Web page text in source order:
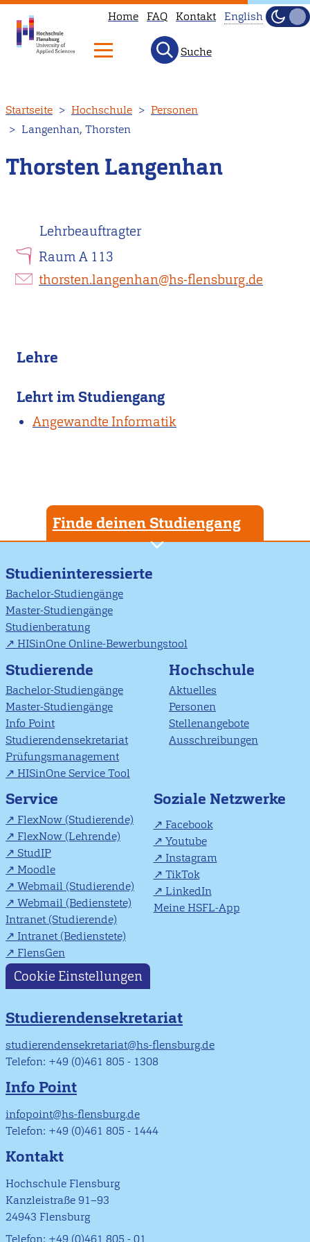
zum
Inhalt
Home FAQ Kontakt
main
page
English
Hell
Suche
Startseite Hochschule
Personen
Langenhan, Thorsten
Thorsten Langenhan
Lehrbeauftragter
Raum A 113
thorsten.langenhan@hs-flensburg.de
Lehre
Lehrt im Studiengang
Angewandte Informatik
Finde deinen Studiengang
Studieninteressierte
Bachelor-Studiengänge
Master-Studiengänge
Studienberatung
HISinOne Online-Bewerbungstool
Studierende
Bachelor-Studiengänge
Master-Studiengänge
Info Point
Studierendensekretariat
Prüfungsmanagement
HISinOne Service Tool
Hochschule
Aktuelles
Personen
Stellenangebote
Ausschreibungen
Service
FlexNow (Studierende)
FlexNow (Lehrende)
StudIP
Moodle
Webmail (Studierende)
Webmail (Bedienstete)
Intranet (Studierende)
Intranet (Bedienstete)
FlensGen
Soziale Netzwerke
Facebook
Youtube
Instagram
TikTok
LinkedIn
Meine HSFL-App
Cookie Einstellungen
Studierendensekretariat
studierendensekretariat@hs-flensburg.de
Telefon: +49 (0)461 805 - 1308
Info Point
infopoint@hs-flensburg.de
Telefon: +49 (0)461 805 - 1444
Kontakt
Hochschule Flensburg
Kanzleistraße 91–93
24943 Flensburg
Telefon: +49 (0)461 805 - 01